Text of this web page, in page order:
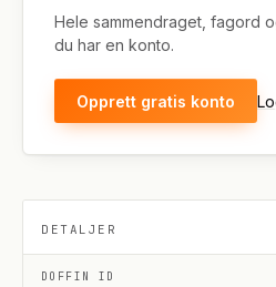
Hele sammendraget, fagord
du har en konto.
Opprett gratis konto
DETALJER
DOFFIN ID